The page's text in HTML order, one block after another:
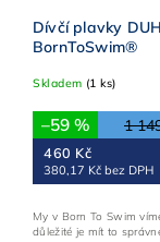
Dívčí plavky
BornToSwim®
Skladem (1 ks)
1
–59 %
460 Kč
380,17 Kč bez DPH
My v Born To Swim
důležité je mít to